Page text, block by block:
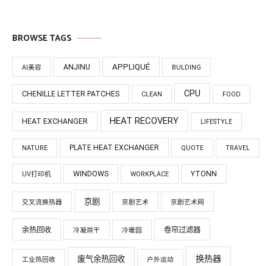
BROWSE TAGS
AI美容 ANJINU APPLIQUÉ BULDING
CHENILLE LETTER PATCHES CLEAN CPU FOOD
HEAT EXCHANGER HEAT RECOVERY LIFESTYLE
NATURE PLATE HEAT EXCHANGER QUOTE TRAVEL
UV打印机 WINDOWS WORKPLACE YTONN
交叉流换热器 京剧 京剧艺术 京剧艺术网
余热回收 冷凝烘干 冷暖园 卷帘过滤器
工业热回收 废气余热回收 户外运动 换热器